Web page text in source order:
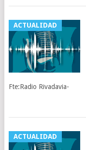
ACTUALIDAD
Fte:Radio Rivadavia-
ACTUALIDAD